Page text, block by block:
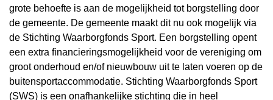
grote behoefte is aan de mogelijkheid tot borgstelling door
de gemeente. De gemeente maakt dit nu ook mogelijk via
de Stichting Waarborgfonds Sport. Een borgstelling opent
een extra financieringsmogelijkheid voor de vereniging om
groot onderhoud en/of nieuwbouw uit te laten voeren op de
buitensportaccommodatie. Stichting Waarborgfonds Sport
(SWS) is een onafhankelijke stichting die in heel